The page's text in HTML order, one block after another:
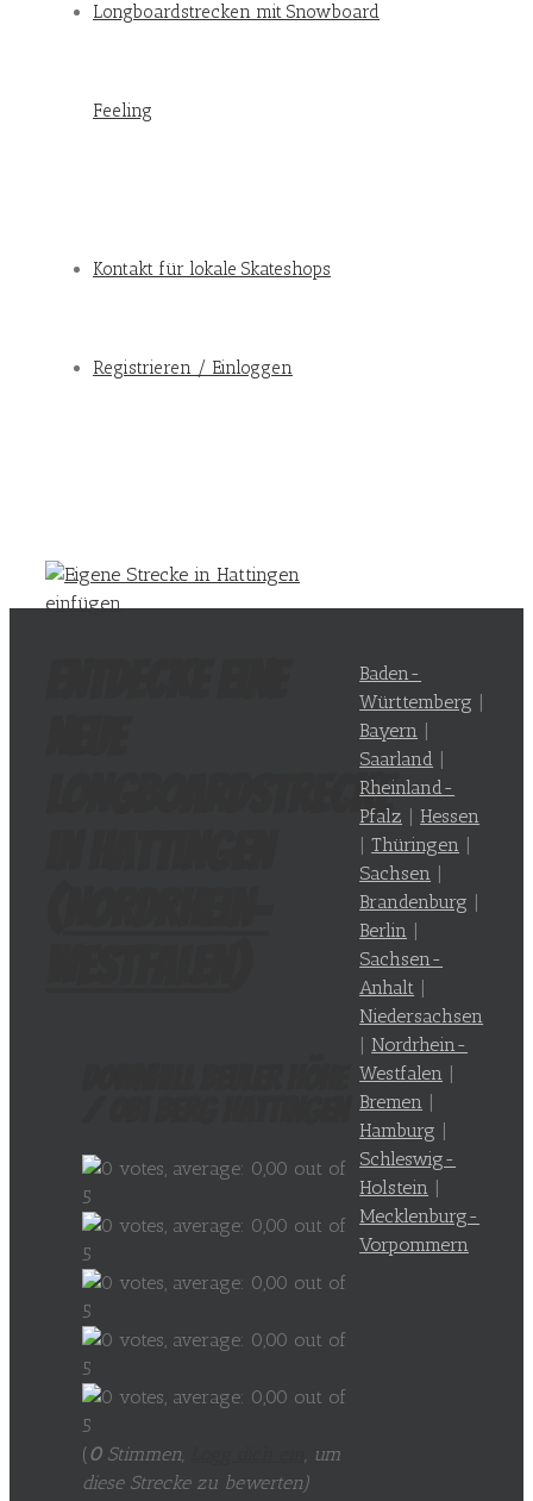
Longboardstrecken mit Snowboard
Feeling
Kontakt für lokale Skateshops
Registrieren / Einloggen
Longboardstrecke
(0Stimmen,
, um
diese Strecke zu bewerten)
Baden-
Württemberg |
Bayern |
Saarland |
Rheinland-
Pfalz | Hessen
|Thüringen |
Sachsen |
Brandenburg |
Berlin |
Sachsen-
Anhalt |
Niedersachsen
| Nordrhein-
Westfalen |
Bremen |
Hamburg |
Schleswig-
Holstein |
Mecklenburg-
Vorpommern